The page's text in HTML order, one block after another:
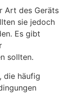
Art des Geräts
sie jedoch
Es gibt
sollten.
die häufig